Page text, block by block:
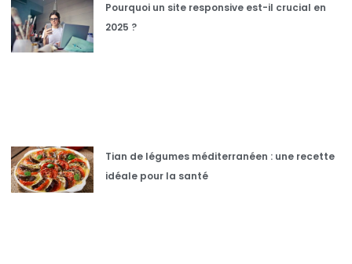
Pourquoi un site responsive est-il crucial en
2025 ?
Tian de légumes méditerranéen : une recette
idéale pour la santé